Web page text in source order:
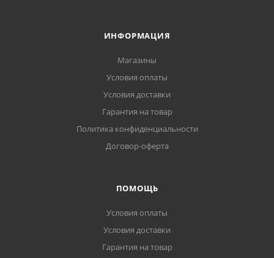
ИНФОРМАЦИЯ
Магазины
Условия оплаты
Условия доставки
Гарантия на товар
Политика конфиденциальности
Договор-оферта
ПОМОЩЬ
Условия оплаты
Условия доставки
Гарантия на товар